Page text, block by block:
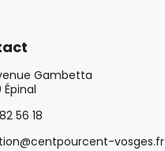
Gambetta
56 18
vosges.fr